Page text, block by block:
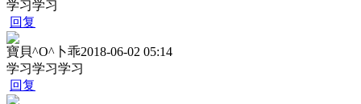
学习学习
回复
寶貝^O^卜乖2018-06-02 05:14
学习学习学习
回复